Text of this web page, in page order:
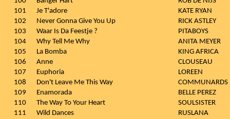
101
Je T'adore
KATE RYAN
102
Never Gonna Give You Up
RICK ASTLEY
103
Waar Is Da Feestje ?
PITABOYS
104
Why Tell Me Why
ANITA MEYER
105
La Bomba
KING AFRICA
106
Anne
CLOUSEAU
107
Euphoria
LOREEN
108
Don't Leave Me This Way
COMMUNARDS
109
Enamorada
BELLE PEREZ
110
The Way To Your Heart
SOULSISTER
111
Wild Dances
RUSLANA